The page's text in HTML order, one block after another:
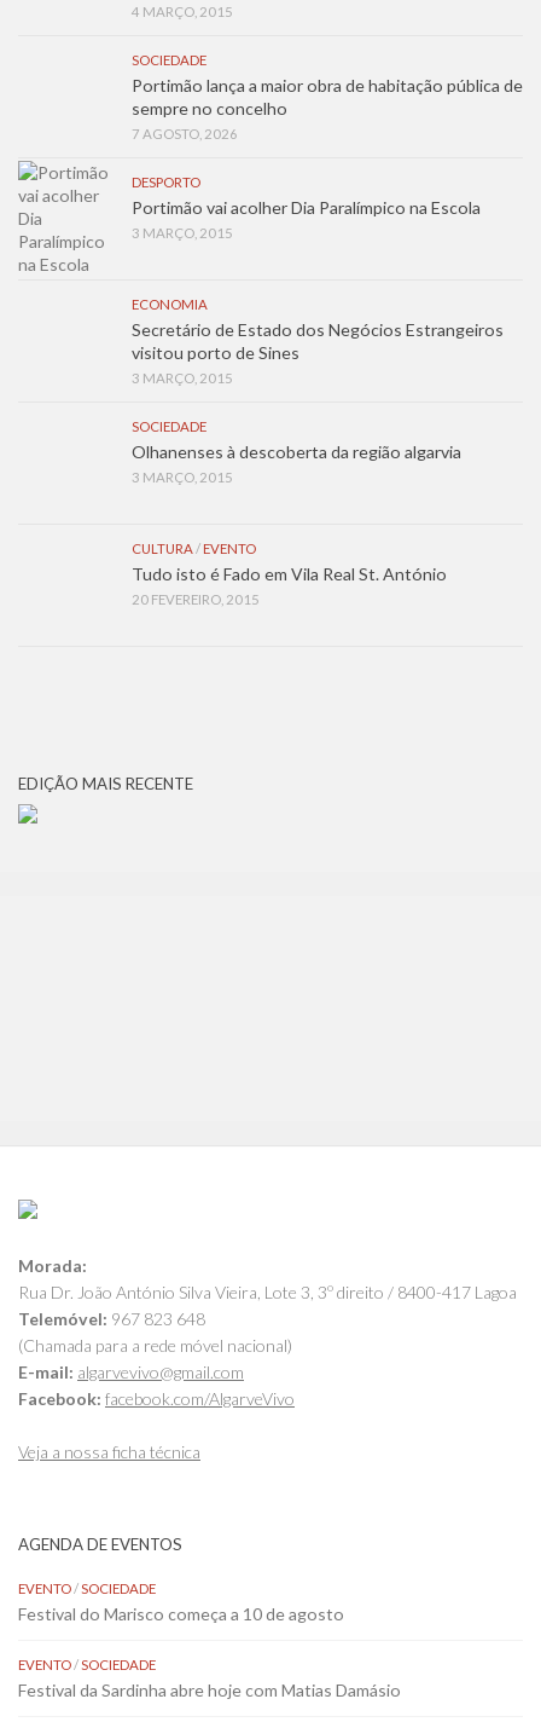
4 MARÇO, 2015
SOCIEDADE
Portimão lança a maior obra de habitação pública de
sempre no concelho
7 AGOSTO, 2026
DESPORTO
Portimão vai acolher Dia Paralímpico na Escola
3 MARÇO, 2015
ECONOMIA
Secretário de Estado dos Negócios Estrangeiros
visitou porto de Sines
3 MARÇO, 2015
SOCIEDADE
Olhanenses à descoberta da região algarvia
3 MARÇO, 2015
CULTURA/ EVENTO
Tudo isto é Fado em Vila Real St. António
20 FEVEREIRO, 2015
EDIÇÃO MAIS RECENTE
Morada:
Rua Dr. João António Silva Vieira, Lote 3, 3º direito / 8400-417 Lagoa
Telemóvel: 967 823 648
(Chamada para a rede móvel nacional)
E-mail: algarvevivo@gmail.com
Facebook: facebook.com/AlgarveVivo
Veja a nossa ficha técnica
AGENDA DE EVENTOS
EVENTO/SOCIEDADE
Festival do Marisco começa a 10 de agosto
EVENTO/SOCIEDADE
Festival da Sardinha abre hoje com Matias Damásio